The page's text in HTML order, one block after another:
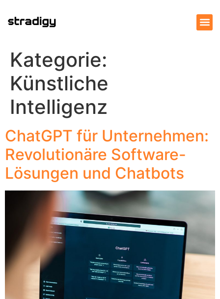
Kategorie:
Künstliche
Intelligenz
ChatGPT für Unternehmen:
Revolutionäre Software-
Lösungen und Chatbots